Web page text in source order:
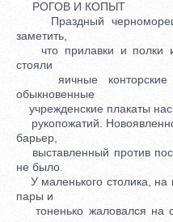
РОГОВ И КОПЫТ
Праздный черноморец,
заметить,
что прилавки и полки
стояли
яичные конторские
обыкновенные
учрежденские плакаты
рукопожатий.
барьер,
выставленный против
не было.
У маленького столика, на
пары и
тоненько жаловался на